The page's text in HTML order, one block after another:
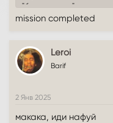
"благодарить" за это
замораживаю.
мной в начальную
Всем пока! Бафа на
ворот Диона больше не
mission completed
Leroi
Barif
2 Янв 2025
макака, иди нафуй